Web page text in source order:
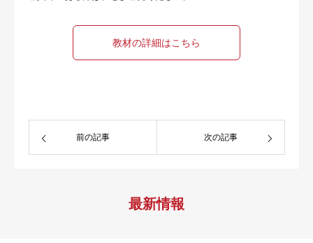
教材の詳細はこちら
前の記事 次の記事
最新情報